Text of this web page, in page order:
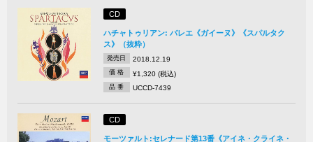
CD
ハチャトゥリアン: バレエ《ガイーヌ》《スパルタク
ス》（抜粋）
発売日 2018.12.19
価 格 ¥1,320 (税込)
品 番 UCCD-7439
CD
モーツァルト:セレナード第13番《アイネ・クライネ・